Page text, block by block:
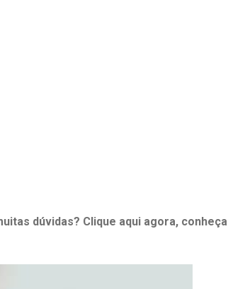
dúvidas? Clique aqui agora, conheça